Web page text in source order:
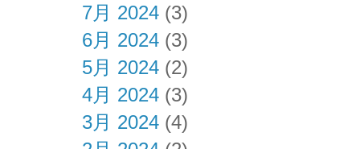
7月 2024 (3)
6月 2024 (3)
5月 2024 (2)
4月 2024 (3)
3月 2024 (4)